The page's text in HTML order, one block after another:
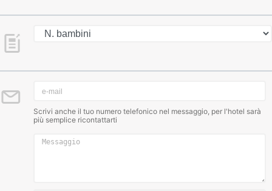
Scrivi anche il tuo numero telefonico nel messaggio, per l'hotel sarà
più semplice ricontattarti